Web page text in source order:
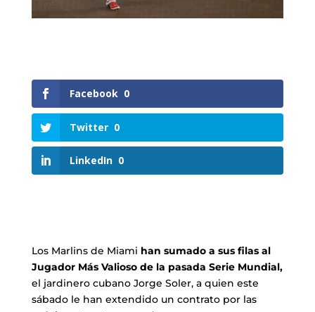
Facebook 0
Twitter 0
LinkedIn 0
Los Marlins de Miami han sumado a sus filas al
Jugador Más Valioso de la pasada Serie Mundial,
el jardinero cubano Jorge Soler, a quien este
sábado le han extendido un contrato por las